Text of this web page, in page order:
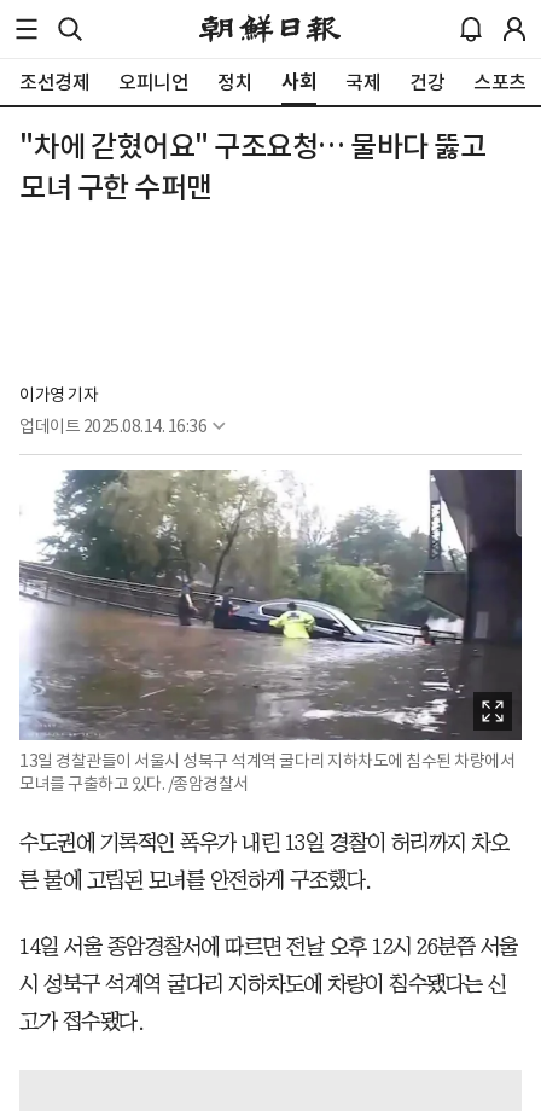
조선경제 오피니언 정치 사회 국제 건강 스포츠
"차에 갇혔어요" 구조요청… 물바다 뚫고
모녀 구한 수퍼맨
이가영 기자
업데이트 2025.08.14. 16:36
13일 경찰관들이 서울시 성북구 석계역 굴다리 지하차도에 침수된 차량에서
모녀를 구출하고 있다. /종암경찰서
수도권에 기록적인 폭우가 내린 13일 경찰이 허리까지 차오
른 물에 고립된 모녀를 안전하게 구조했다.
14일 서울 종암경찰서에 따르면 전날 오후 12시 26분쯤 서울
시 성북구 석계역 굴다리 지하차도에 차량이 침수됐다는 신
고가 접수됐다.